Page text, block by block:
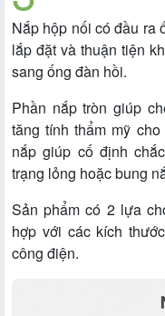
Nắp hộp nối có đầu ra
lắp đặt và thuận tiện
sang ống đàn hồi.
Phần nắp tròn giúp
tăng tính thẩm mỹ
nắp giúp cố định
trạng lỏng hoặc bung
Sản phẩm có 2 lựa
hợp với các kích
công điện.